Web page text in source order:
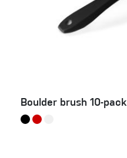
Boulder brush 10-pack